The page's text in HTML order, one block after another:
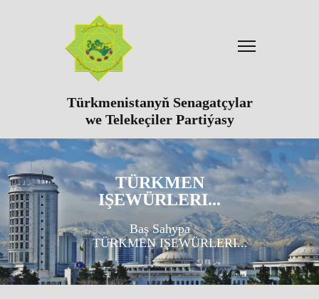
Türkmenistanyň Senagatçylar
we Telekeçiler Partiýasy
TÜRKMEN
IŞEWÜRLERI...
Baş Sahypa
TÜRKMEN IŞEWÜRLERI...